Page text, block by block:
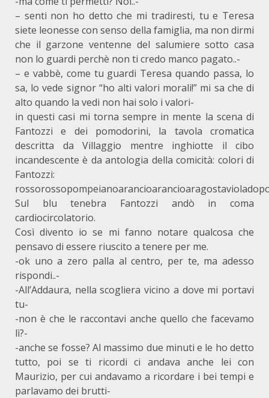
– senti non ho detto che mi tradiresti, tu e Teresa
siete leonesse con senso della famiglia, ma non dirmi
che il garzone ventenne del salumiere sotto casa
non lo guardi perchè non ti credo manco pagato..-
– e vabbè, come tu guardi Teresa quando passa, lo
sa, lo vede signor “ho alti valori morali!” mi sa che di
alto quando la vedi non hai solo i valori-
in questi casi mi torna sempre in mente la scena di
Fantozzi e dei pomodorini, la tavola cromatica
descritta da Villaggio mentre inghiotte il cibo
incandescente è da antologia della comicità: colori di
Fantozzi:
Sul blu tenebra Fantozzi andò in coma
cardiocircolatorio.
Così divento io se mi fanno notare qualcosa che
pensavo di essere riuscito a tenere per me.
-ok uno a zero palla al centro, per te, ma adesso
rispondi..-
-All’Addaura, nella scogliera vicino a dove mi portavi
tu-
-non è che le raccontavi anche quello che facevamo
lì?-
-anche se fosse? Al massimo due minuti e le ho detto
tutto, poi se ti ricordi ci andava anche lei con
Maurizio, per cui andavamo a ricordare i bei tempi e
parlavamo dei brutti-